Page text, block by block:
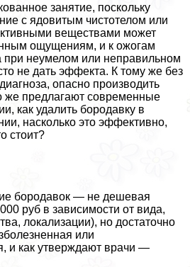
занятие, поскольку
с ядовитым чистотелом или
веществами может
ощущениям, и к ожогам
при неумелом или неправильном
не дать эффекта. К тому же без
опасно производить
предлагают современные
как удалить бородавку в
насколько это эффективно,
стоит?
бородавок — не дешевая
руб в зависимости от вида,
локализации), но достаточно
или
и как утверждают врачи —